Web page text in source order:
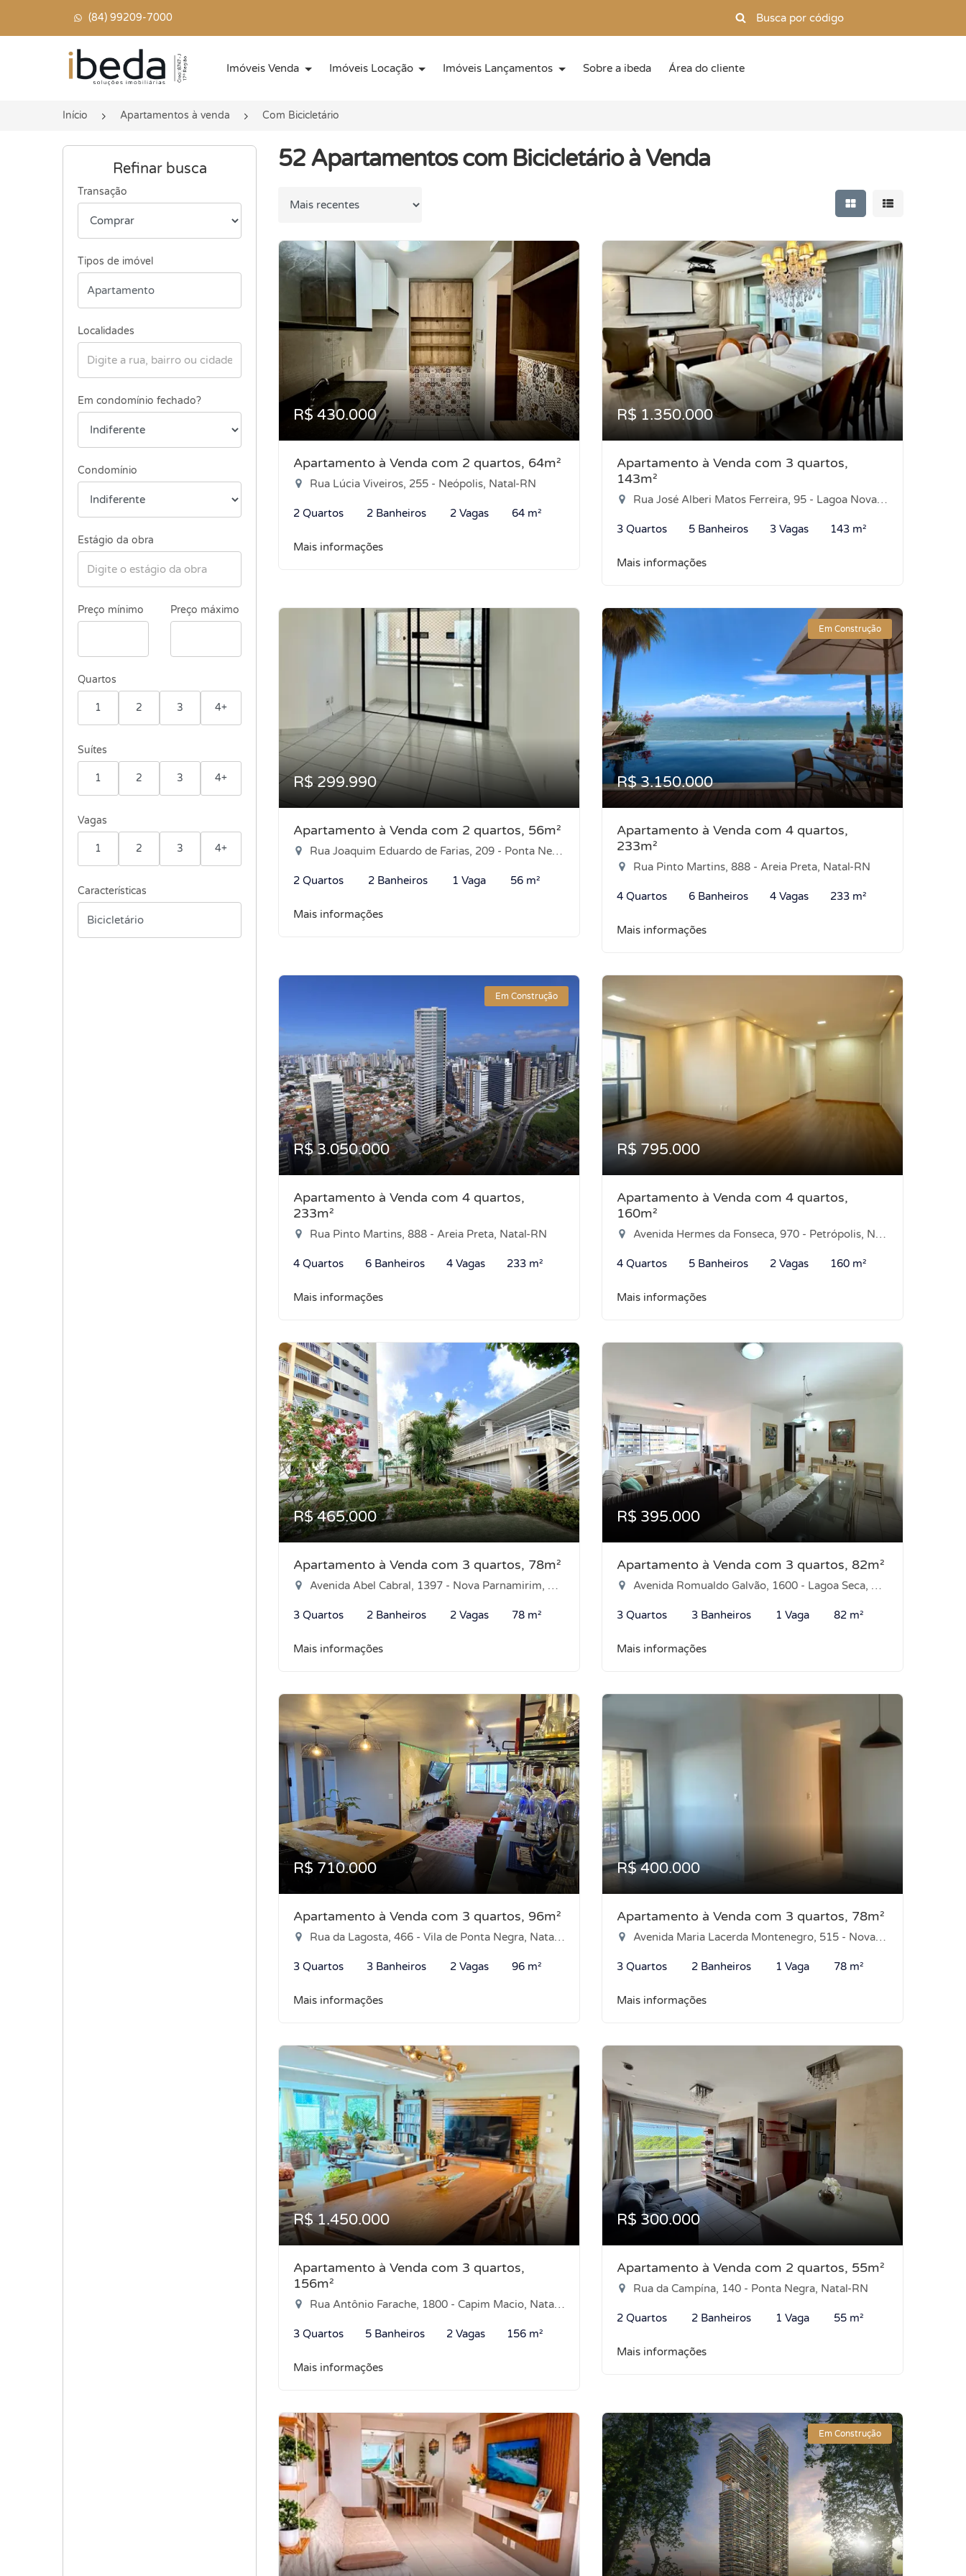
(84) 99209-7000
Página inicial
Imóveis Venda Imóveis Locação Imóveis Lançamentos Sobre a ibeda Área do cliente
Início Apartamentos à venda Com Bicicletário
Refinar busca
Transação
Tipos de imóvel
Localidades
Em condomínio fechado?
Condomínio
Estágio da obra
Preço mínimo Preço máximo
Quartos
1 2 3 4+
Suítes
1 2 3 4+
Vagas
1 2 3 4+
Características
52 Apartamentos com Bicicletário à Venda
Ordenar por Mostrar resultados
Mostrar
R$ 430.000
Apartamento à Venda com 2 quartos, 64m²
Rua Lúcia Viveiros, 255 - Neópolis, Natal-RN
2 Quartos 2 Banheiros 2 Vagas 64 m²
Mais informações
R$ 1.350.000
Apartamento à Venda com 3 quartos,
143m²
Rua José Alberi Matos Ferreira, 95 - Lagoa Nova, Natal-RN
3 Quartos 5 Banheiros 3 Vagas 143 m²
Mais informações
R$ 299.990
Apartamento à Venda com 2 quartos, 56m²
Rua Joaquim Eduardo de Farias, 209 - Ponta Negra, Natal-RN
2 Quartos 2 Banheiros 1 Vaga 56 m²
Mais informações
Em Construção
R$ 3.150.000
Apartamento à Venda com 4 quartos,
233m²
Rua Pinto Martins, 888 - Areia Preta, Natal-RN
4 Quartos 6 Banheiros 4 Vagas 233 m²
Mais informações
Em Construção
R$ 3.050.000
Apartamento à Venda com 4 quartos,
233m²
Rua Pinto Martins, 888 - Areia Preta, Natal-RN
4 Quartos 6 Banheiros 4 Vagas 233 m²
Mais informações
R$ 795.000
Apartamento à Venda com 4 quartos,
160m²
Avenida Hermes da Fonseca, 970 - Petrópolis, Natal-RN
4 Quartos 5 Banheiros 2 Vagas 160 m²
Mais informações
R$ 465.000
Apartamento à Venda com 3 quartos, 78m²
Avenida Abel Cabral, 1397 - Nova Parnamirim, Parnamirim-RN
3 Quartos 2 Banheiros 2 Vagas 78 m²
Mais informações
R$ 395.000
Apartamento à Venda com 3 quartos, 82m²
Avenida Romualdo Galvão, 1600 - Lagoa Seca, Natal-RN
3 Quartos 3 Banheiros 1 Vaga 82 m²
Mais informações
R$ 710.000
Apartamento à Venda com 3 quartos, 96m²
Rua da Lagosta, 466 - Vila de Ponta Negra, Natal-RN
3 Quartos 3 Banheiros 2 Vagas 96 m²
Mais informações
R$ 400.000
Apartamento à Venda com 3 quartos, 78m²
Avenida Maria Lacerda Montenegro, 515 - Nova Parnamirim, Parnamirim-RN
3 Quartos 2 Banheiros 1 Vaga 78 m²
Mais informações
R$ 1.450.000
Apartamento à Venda com 3 quartos,
156m²
Rua Antônio Farache, 1800 - Capim Macio, Natal-RN
3 Quartos 5 Banheiros 2 Vagas 156 m²
Mais informações
R$ 300.000
Apartamento à Venda com 2 quartos, 55m²
Rua da Campína, 140 - Ponta Negra, Natal-RN
2 Quartos 2 Banheiros 1 Vaga 55 m²
Mais informações
Em Construção